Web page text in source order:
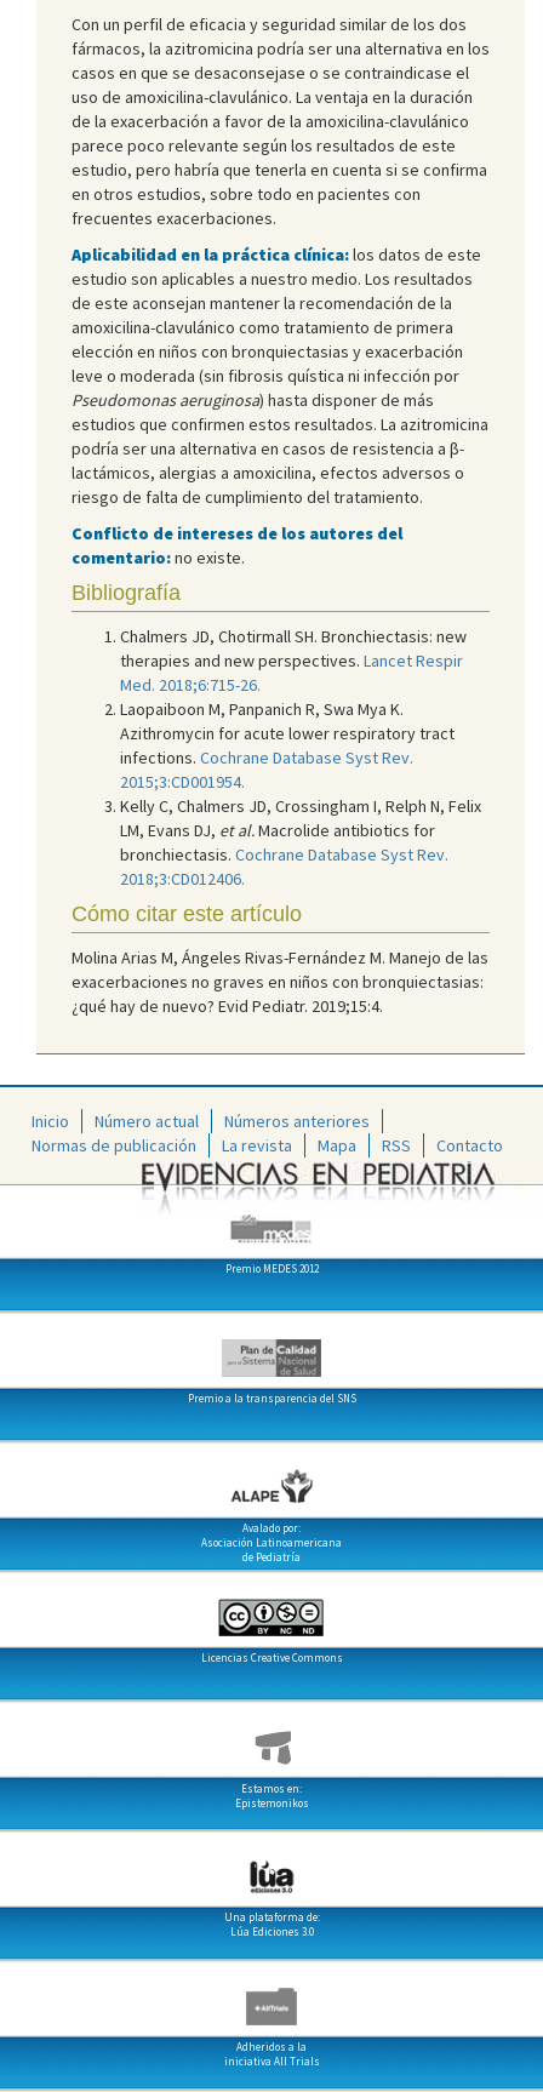
Con un perfil de eficacia y seguridad similar de los dos
fármacos, la azitromicina podría ser una alternativa en los
casos en que se desaconsejase o se contraindicase el
uso de amoxicilina-clavulánico. La ventaja en la duración
de la exacerbación a favor de la amoxicilina-clavulánico
parece poco relevante según los resultados de este
estudio, pero habría que tenerla en cuenta si se confirma
en otros estudios, sobre todo en pacientes con
frecuentes exacerbaciones.
Aplicabilidad en la práctica clínica:los datos de este
estudio son aplicables a nuestro medio. Los resultados
de este aconsejan mantener la recomendación de la
amoxicilina-clavulánico como tratamiento de primera
elección en niños con bronquiectasias y exacerbación
leve o moderada (sin fibrosis quística ni infección por
Pseudomonas aeruginosa) hasta disponer de más
estudios que confirmen estos resultados. La azitromicina
podría ser una alternativa en casos de resistencia a β-
lactámicos, alergias a amoxicilina, efectos adversos o
riesgo de falta de cumplimiento del tratamiento.
Conflicto de intereses de los autores del
comentario:no existe.
Bibliografía
Chalmers JD, Chotirmall SH. Bronchiectasis: new
therapies and new perspectives. Lancet Respir
Med. 2018;6:715-26.
Laopaiboon M, Panpanich R, Swa Mya K.
Azithromycin for acute lower respiratory tract
infections. Cochrane Database Syst Rev.
2015;3:CD001954.
Kelly C, Chalmers JD, Crossingham I, Relph N, Felix
LM, Evans DJ, et al.Macrolide antibiotics for
bronchiectasis. Cochrane Database Syst Rev.
2018;3:CD012406.
Cómo citar este artículo
Molina Arias M, Ángeles Rivas-Fernández M. Manejo de las
exacerbaciones no graves en niños con bronquiectasias:
¿qué hay de nuevo? Evid Pediatr. 2019;15:4.
Inicio Número actual
Números anteriores
Normas de publicación
La revista Mapa RSS Contacto
Premio MEDES 2012
Premio a la transparencia del SNS
Avalado por:
Asociación Latinoamericana
de Pediatría
Licencias Creative Commons
Estamos en:
Epistemonikos
Una plataforma de:
Lúa Ediciones 3.0
Adheridos a la
iniciativa All Trials